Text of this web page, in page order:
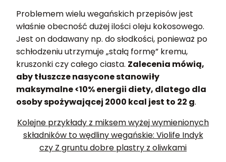
Problemem wielu wegańskich przepisów jest
właśnie obecność dużej ilości oleju kokosowego.
Jest on dodawany np. do słodkości, ponieważ po
schłodzeniu utrzymuje „stałą formę” kremu,
kruszonki czy całego ciasta. Zalecenia mówią,
aby tłuszcze nasycone stanowiły
maksymalne <10% energii diety, dlatego dla
osoby spożywającej 2000 kcal jest to 22 g.
Kolejne przykłady z miksem wyżej wymienionych
składników to wędliny wegańskie: Violife Indyk
czy Z gruntu dobre plastry z oliwkami